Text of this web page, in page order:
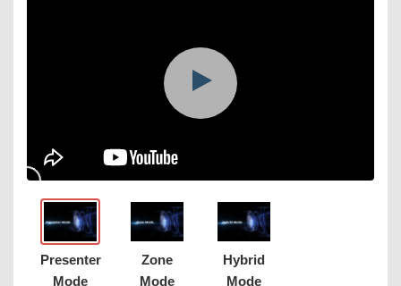
Presenter
Mode
Zone
Mode
Hybrid
Mode